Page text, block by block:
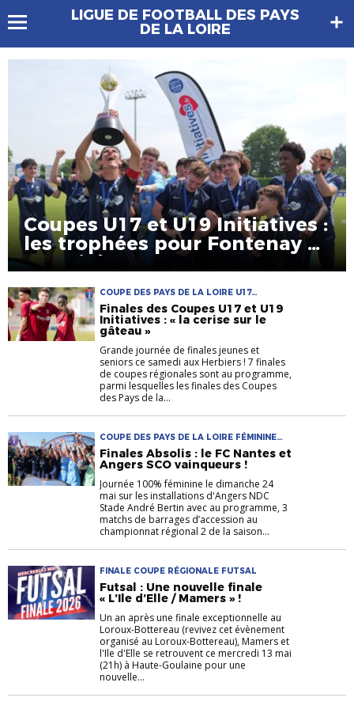
LIGUE DE FOOTBALL DES PAYS
DE LA LOIRE
Coupes U17 et U19 Initiatives :
les trophées pour Fontenay et
Le Poiré !
COUPE DES PAYS DE LA LOIRE U17
INITIATIVES COUPE DES PAYS DE LA LOIRE
U19 INITIATIVES FINALE COUPE RÉGIONALE
Finales des Coupes U17 et U19
Initiatives : « la cerise sur le
gâteau »
Grande journée de finales jeunes et
seniors ce samedi aux Herbiers ! 7 finales
de coupes régionales sont au programme,
parmi lesquelles les finales des Coupes
des Pays de la...
COUPE DES PAYS DE LA LOIRE FÉMININE
ABSOLIS COUPE DES PAYS DE LA LOIRE
U18F ABSOLIS FINALE COUPE RÉGIONALE
Finales Absolis : le FC Nantes et
Angers SCO vainqueurs !
Journée 100% féminine le dimanche 24
mai sur les installations d'Angers NDC
Stade André Bertin avec au programme, 3
matchs de barrages d’accession au
championnat régional 2 de la saison...
FINALE COUPE RÉGIONALE FUTSAL
Futsal : Une nouvelle finale
« L’Ile d’Elle / Mamers » !
Un an après une finale exceptionnelle au
Loroux-Bottereau (revivez cet évènement
organisé au Loroux-Bottereau), Mamers et
l'Ile d'Elle se retrouvent ce mercredi 13 mai
(21h) à Haute-Goulaine pour une
nouvelle...